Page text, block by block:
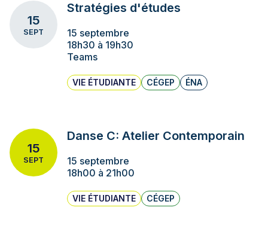
15
SEPT
Stratégies d'études
15 septembre
18h30 à 19h30
Teams
VIE ÉTUDIANTE CÉGEP ÉNA
15
SEPT
Danse C: Atelier Contemporain
15 septembre
18h00 à 21h00
VIE ÉTUDIANTE CÉGEP